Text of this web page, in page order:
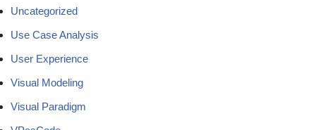
Uncategorized
Use Case Analysis
User Experience
Visual Modeling
Visual Paradigm